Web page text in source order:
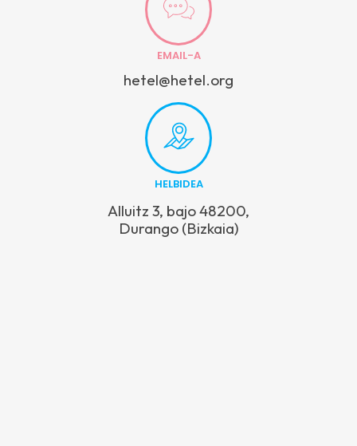
EMAIL-A
hetel@hetel.org
HELBIDEA
Alluitz 3, bajo 48200,
Durango (Bizkaia)